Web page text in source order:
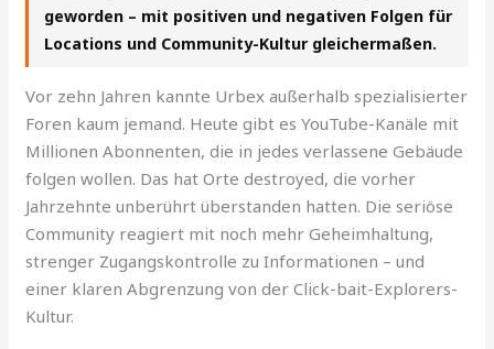
geworden – mit positiven und negativen Folgen für
Locations und Community-Kultur gleichermaßen.
Vor zehn Jahren kannte Urbex außerhalb spezialisierter
Foren kaum jemand. Heute gibt es YouTube-Kanäle mit
Millionen Abonnenten, die in jedes verlassene Gebäude
folgen wollen. Das hat Orte destroyed, die vorher
Jahrzehnte unberührt überstanden hatten. Die seriöse
Community reagiert mit noch mehr Geheimhaltung,
strenger Zugangskontrolle zu Informationen – und
einer klaren Abgrenzung von der Click-bait-Explorers-
Kultur.